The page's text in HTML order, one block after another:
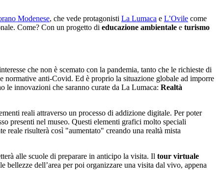
Modenese, che vede protagonisti La Lumaca e L’Ovile come
Come? Con un progetto di educazione ambientale e turismo
che non è scemato con la pandemia, tanto che le richieste di
normative anti-Covid. Ed è proprio la situazione globale ad imporre
le innovazioni che saranno curate da La Lumaca: Realtà
reali attraverso un processo di addizione digitale. Per poter
presenti nel museo. Questi elementi grafici molto speciali
risulterà così "aumentato" creando una realtà mista
alle scuole di preparare in anticipo la visita. Il tour virtuale
dell’area per poi organizzare una visita dal vivo, appena